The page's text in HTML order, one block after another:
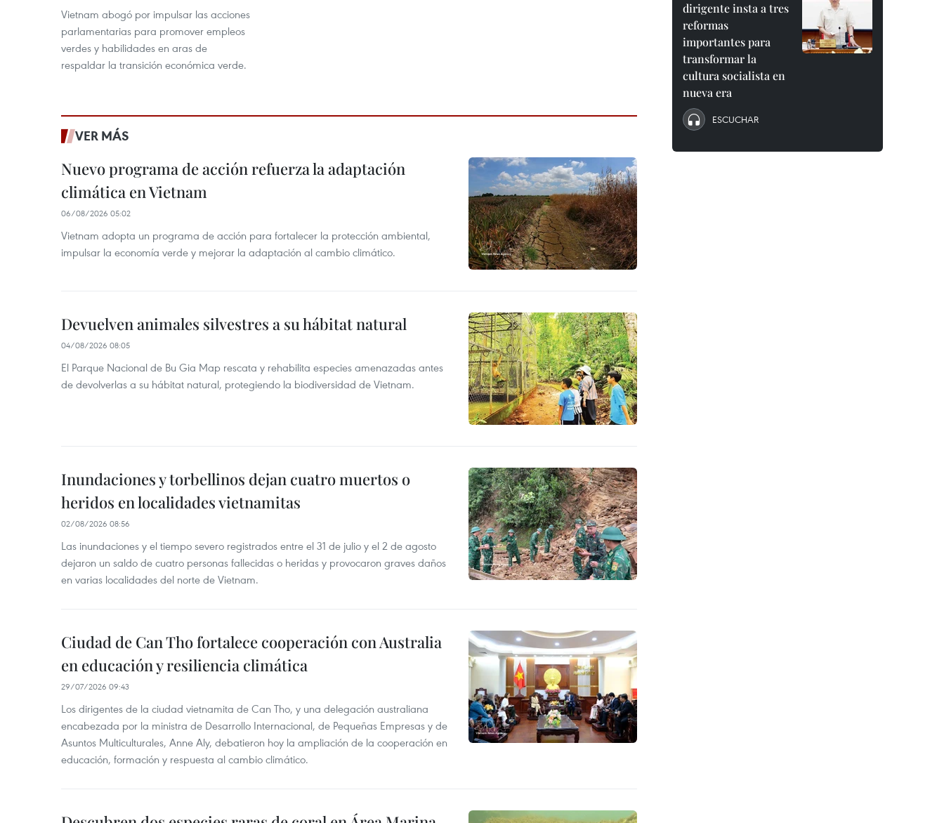
Vietnam abogó por impulsar las acciones
parlamentarias para promover empleos
verdes y habilidades en aras de
respaldar la transición económica verde.
VER MÁS
Nuevo programa de acción refuerza la adaptación
climática en Vietnam
06/08/2026 05:02
Vietnam adopta un programa de acción para fortalecer la protección ambiental,
impulsar la economía verde y mejorar la adaptación al cambio climático.
Devuelven animales silvestres a su hábitat natural
04/08/2026 08:05
El Parque Nacional de Bu Gia Map rescata y rehabilita especies amenazadas antes
de devolverlas a su hábitat natural, protegiendo la biodiversidad de Vietnam.
Inundaciones y torbellinos dejan cuatro muertos o
heridos en localidades vietnamitas
02/08/2026 08:56
Las inundaciones y el tiempo severo registrados entre el 31 de julio y el 2 de agosto
dejaron un saldo de cuatro personas fallecidas o heridas y provocaron graves daños
en varias localidades del norte de Vietnam.
Ciudad de Can Tho fortalece cooperación con Australia
en educación y resiliencia climática
29/07/2026 09:43
Los dirigentes de la ciudad vietnamita de Can Tho, y una delegación australiana
encabezada por la ministra de Desarrollo Internacional, de Pequeñas Empresas y de
Asuntos Multiculturales, Anne Aly, debatieron hoy la ampliación de la cooperación en
educación, formación y respuesta al cambio climático.
dirigente insta a tres
reformas
importantes para
transformar la
cultura socialista en
nueva era
ESCUCHAR